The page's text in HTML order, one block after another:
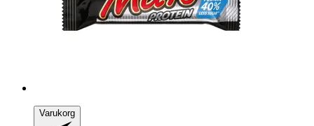
Varukorg